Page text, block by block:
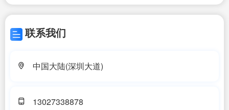
联系我们
中国大陆(深圳大道)
13027338878